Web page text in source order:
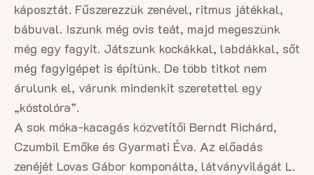
káposztát. Fűszerezzük zenével, ritmus játékkal,
bábuval. Iszunk még ovis teát, majd megeszünk
még egy fagyit. Játszunk kockákkal, labdákkal, sőt
még fagyigépet is építünk. De több titkot nem
árulunk el, várunk mindenkit szeretettel egy
„kóstolóra”.
A sok móka-kacagás közvetítői Berndt Richárd,
Czumbil Emőke és Gyarmati Éva. Az előadás
zenéjét Lovas Gábor komponálta, látványvilágát L.